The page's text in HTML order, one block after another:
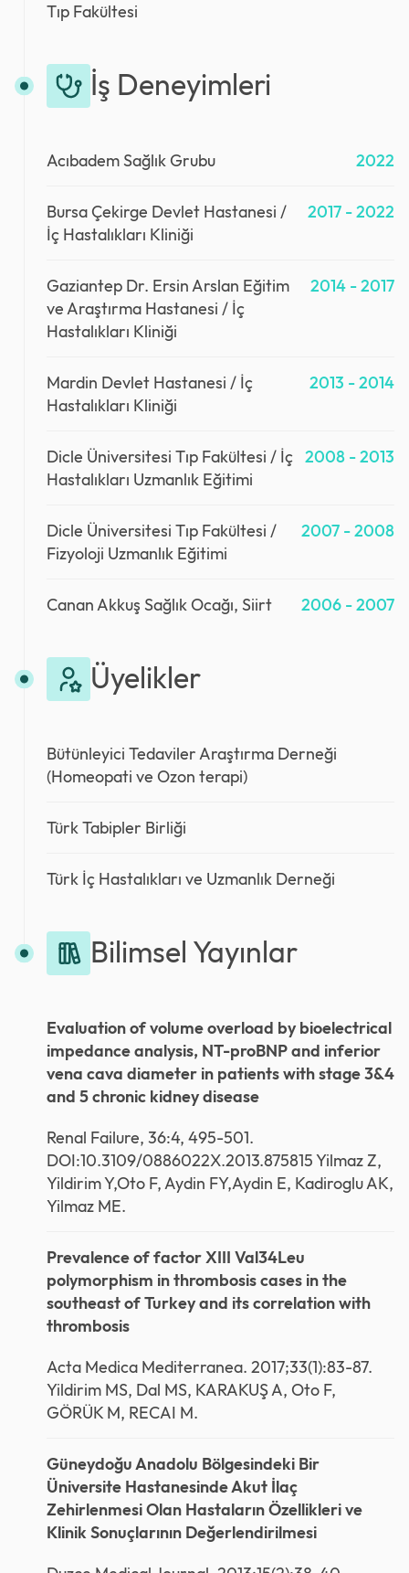
Tıp Fakültesi
İş Deneyimleri
Acıbadem Sağlık Grubu 2022
Bursa Çekirge Devlet Hastanesi /
İç Hastalıkları Kliniği
2017 - 2022
Gaziantep Dr. Ersin Arslan Eğitim
ve Araştırma Hastanesi / İç
Hastalıkları Kliniği
2014 - 2017
Mardin Devlet Hastanesi / İç
Hastalıkları Kliniği
2013 - 2014
Dicle Üniversitesi Tıp Fakültesi / İç
Hastalıkları Uzmanlık Eğitimi
2008 - 2013
Dicle Üniversitesi Tıp Fakültesi /
Fizyoloji Uzmanlık Eğitimi
2007 - 2008
Canan Akkuş Sağlık Ocağı, Siirt 2006 - 2007
Üyelikler
Bütünleyici Tedaviler Araştırma Derneği
(Homeopati ve Ozon terapi)
Türk Tabipler Birliği
Türk İç Hastalıkları ve Uzmanlık Derneği
Bilimsel Yayınlar
Evaluation of volume overload by bioelectrical
impedance analysis, NT-proBNP and inferior
vena cava diameter in patients with stage 3&4
and 5 chronic kidney disease
Renal Failure, 36:4, 495-501.
DOI:10.3109/0886022X.2013.875815 Yilmaz Z,
Yildirim Y,Oto F, Aydin FY,Aydin E, Kadiroglu AK,
Yilmaz ME.
Prevalence of factor XIII Val34Leu
polymorphism in thrombosis cases in the
southeast of Turkey and its correlation with
thrombosis
Acta Medica Mediterranea. 2017;33(1):83-87.
Yildirim MS, Dal MS, KARAKUŞ A, Oto F,
GÖRÜK M, RECAI M.
Güneydoğu Anadolu Bölgesindeki Bir
Üniversite Hastanesinde Akut İlaç
Zehirlenmesi Olan Hastaların Özellikleri ve
Klinik Sonuçlarının Değerlendirilmesi